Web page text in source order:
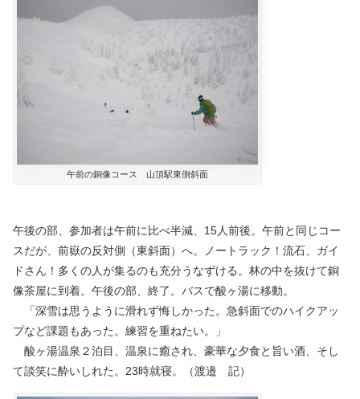
午前の銅像コース 山頂駅東側斜面
午後の部、参加者は午前に比べ半減、15人前後。午前と同じコー
スだが、前嶽の反対側（東斜面）へ。ノートラック！流石、ガイ
ドさん！多くの人が集るのも充分うなずける。林の中を抜けて銅
像茶屋に到着。午後の部、終了。バスで酸ヶ湯に移動。
「深雪は思うように滑れず悔しかった。急斜面でのハイクアッ
プなど課題もあった。練習を重ねたい。」
酸ヶ湯温泉２泊目、温泉に癒され、豪華な夕食と旨い酒、そし
て談笑に酔いしれた。23時就寝。（渡邉 記）